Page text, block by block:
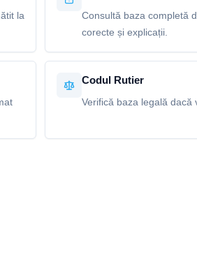
la
Consultă baza completă
corecte și explicații.
Codul Rutier
Verifică baza legală dacă